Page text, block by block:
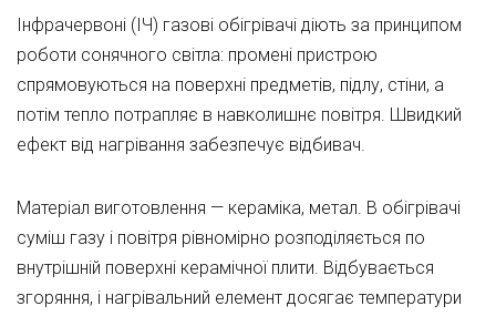
Інфрачервоні (ІЧ) газові обігрівачі діють за принципом
роботи сонячного світла: промені пристрою
спрямовуються на поверхні предметів, підлу, стіни, а
потім тепло потрапляє в навколишнє повітря. Швидкий
ефект від нагрівання забезпечує відбивач.
Матеріал виготовлення — кераміка, метал. В обігрівачі
суміш газу і повітря рівномірно розподіляється по
внутрішній поверхні керамічної плити. Відбувається
згоряння, і нагрівальний елемент досягає температури